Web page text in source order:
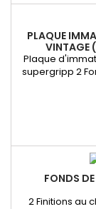
PLAQUE
VINTAGE
Plaque
supergripp 2
présentés, ou
FONDS
2 Finitions au